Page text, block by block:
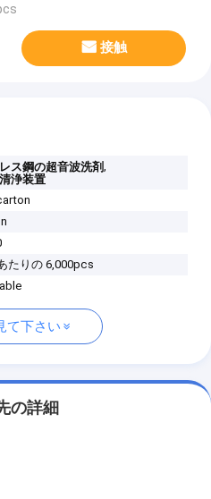
接触
ス鋼の超音波洗剤,
浄装置
たりの 6,000pcs
て下さい
の詳細